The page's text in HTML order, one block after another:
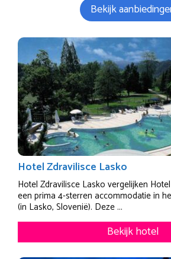
Bekijk
Hotel Zdravilisce Lasko
Hotel Zdravilisce Lasko vergelijken
een prima 4-sterren accommodatie in
(in Lasko, Slovenië). Deze ...
Bekijk hotel